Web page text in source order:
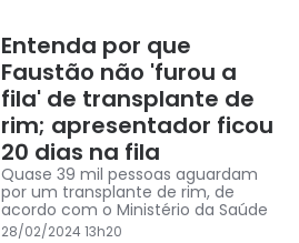
Entenda por que
Faustão não 'furou a
fila' de transplante de
rim; apresentador ficou
20 dias na fila
Quase 39 mil pessoas aguardam
por um transplante de rim, de
acordo com o Ministério da Saúde
28/02/2024 13h20